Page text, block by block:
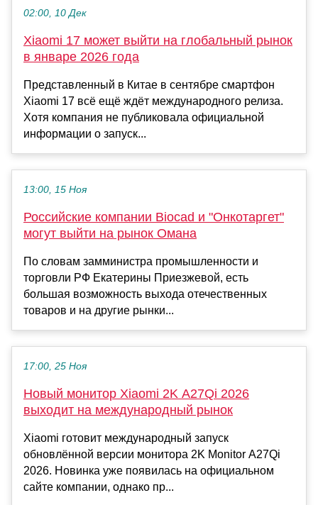
02:00, 10 Дек
Xiaomi 17 может выйти на глобальный рынок
в январе 2026 года
Представленный в Китае в сентябре смартфон
Xiaomi 17 всё ещё ждёт международного релиза.
Хотя компания не публиковала официальной
информации о запуск...
13:00, 15 Ноя
Российские компании Biocad и "Онкотаргет"
могут выйти на рынок Омана
По словам замминистра промышленности и
торговли РФ Екатерины Приезжевой, есть
большая возможность выхода отечественных
товаров и на другие рынки...
17:00, 25 Ноя
Новый монитор Xiaomi 2K A27Qi 2026
выходит на международный рынок
Xiaomi готовит международный запуск
обновлённой версии монитора 2K Monitor A27Qi
2026. Новинка уже появилась на официальном
сайте компании, однако пр...